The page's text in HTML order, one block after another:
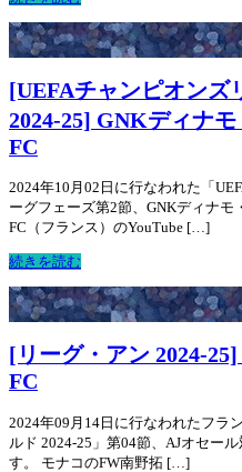
[UEFAチャンピオンズ
2024-25] GNKディナ
FC
2024年10月02日に行なわれた「
ーグフェーズ第2節、GNKディナモ
FC（フランス）のYouTube […]
続きを読む
[リーグ・アン 2024-
FC
2024年09月14日に行なわれたフラ
ルド 2024-25」第04節、AJオセー
す。 モナコのFW南野拓 […]